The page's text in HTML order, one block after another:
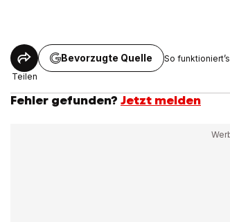
Teilen
Bevorzugte Quelle So funktioniert’s
Fehler gefunden? Jetzt melden